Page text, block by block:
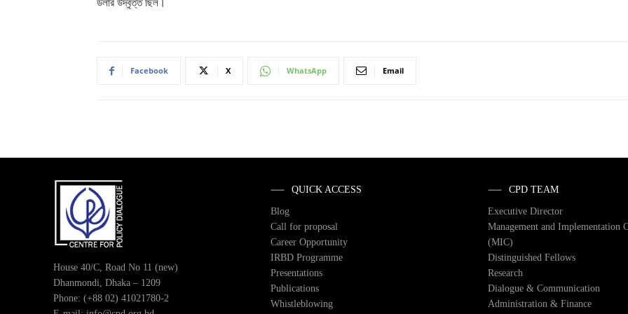
Facebook X WhatsApp Email
House 40/C, Road No 11 (new)
Dhanmondi, Dhaka – 1209
Phone: (+88 02) 41021780-2
QUICK ACCESS
Blog
Call for proposal
Career Opportunity
IRBD Programme
Presentations
Publications
Whistleblowing
CPD TEAM
Executive Director
Management and Implementation
(MIC)
Distinguished Fellows
Research
Dialogue & Communication
Administration & Finance